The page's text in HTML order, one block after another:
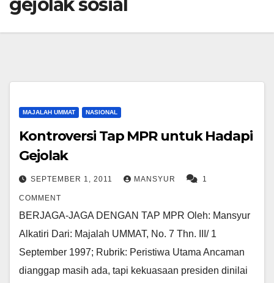
gejolak sosial
MAJALAH UMMAT NASIONAL
Kontroversi Tap MPR untuk Hadapi
Gejolak
SEPTEMBER 1, 2011 MANSYUR 1
COMMENT
BERJAGA-JAGA DENGAN TAP MPR Oleh: Mansyur
Alkatiri Dari: Majalah UMMAT, No. 7 Thn. III/ 1
September 1997; Rubrik: Peristiwa Utama Ancaman
dianggap masih ada, tapi kekuasaan presiden dinilai